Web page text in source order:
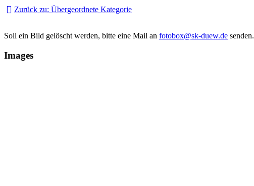
Zurück zu: Übergeordnete Kategorie
Soll ein Bild gelöscht werden, bitte eine Mail an fotobox@sk-duew.de senden.
Images